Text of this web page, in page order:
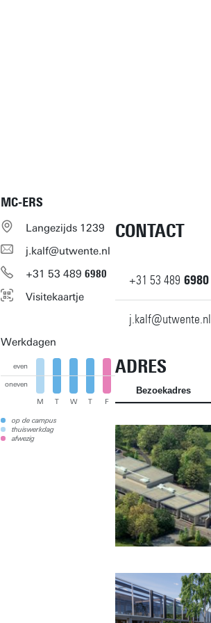
MC-ERS
Langezijds 1239
j.kalf@utwente.nl
+31 53 489 6980
Visitekaartje
Werkdagen
even
oneven
M T W T F
op de campus
thuiswerkdag
afwezig
CONTACT
+31 53 489 6980
j.kalf@utwente.nl
ADRES
Bezoekadres